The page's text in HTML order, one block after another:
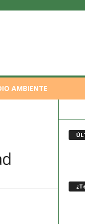
AMBIENTE